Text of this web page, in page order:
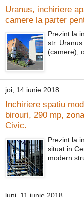
Uranus, inchiriere
camere la parter
Prezint la
str.
(camere),
joi, 14 iunie 2018
Inchiriere spatiu
birouri, 290 mp,
Civic.
Prezint la
situat in
modern